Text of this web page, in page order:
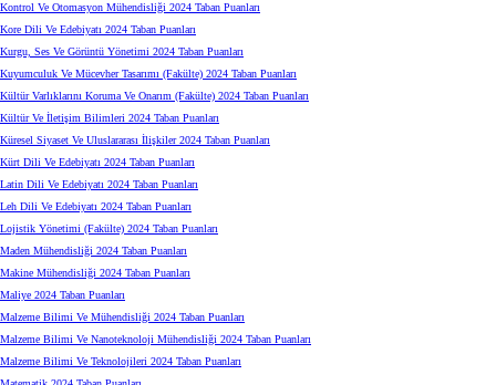
Kontrol Ve Otomasyon Mühendisliği 2024 Taban Puanları
Kore Dili Ve Edebiyatı 2024 Taban Puanları
Kurgu, Ses Ve Görüntü Yönetimi 2024 Taban Puanları
Kuyumculuk Ve Mücevher Tasarımı (Fakülte) 2024 Taban Puanları
Kültür Varlıklarını Koruma Ve Onarım (Fakülte) 2024 Taban Puanları
Kültür Ve İletişim Bilimleri 2024 Taban Puanları
Küresel Siyaset Ve Uluslararası İlişkiler 2024 Taban Puanları
Kürt Dili Ve Edebiyatı 2024 Taban Puanları
Latin Dili Ve Edebiyatı 2024 Taban Puanları
Leh Dili Ve Edebiyatı 2024 Taban Puanları
Lojistik Yönetimi (Fakülte) 2024 Taban Puanları
Maden Mühendisliği 2024 Taban Puanları
Makine Mühendisliği 2024 Taban Puanları
Maliye 2024 Taban Puanları
Malzeme Bilimi Ve Mühendisliği 2024 Taban Puanları
Malzeme Bilimi Ve Nanoteknoloji Mühendisliği 2024 Taban Puanları
Malzeme Bilimi Ve Teknolojileri 2024 Taban Puanları